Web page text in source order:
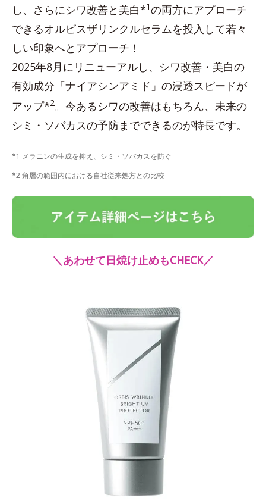
し、さらにシワ改善と美白*1の両方にアプローチ
できるオルビスザリンクルセラムを投入して若々
しい印象へとアプローチ！
2025年8月にリニューアルし、シワ改善・美白の
有効成分「ナイアシンアミド」の浸透スピードが
アップ*2。今あるシワの改善はもちろん、未来の
シミ・ソバカスの予防までできるのが特長です。
*1 メラニンの生成を抑え、シミ・ソバカスを防ぐ
*2 角層の範囲内における自社従来処方との比較
＼あわせて日焼け止めもCHECK／